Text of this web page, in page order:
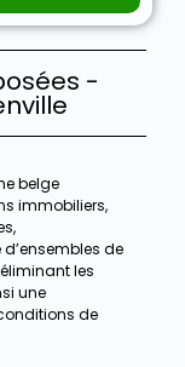
-
belge
immobiliers,
de
les
une
de